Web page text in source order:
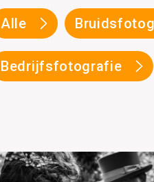
Alle
Bedrijfsfotografie